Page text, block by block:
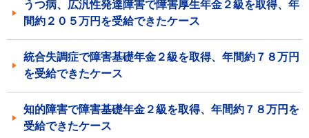
うつ病、広汎性発達障害で障害厚生年金２級を取得、年
間約２０５万円を受給できたケース
統合失調症で障害基礎年金２級を取得、年間約７８万円
を受給できたケース
知的障害で障害基礎年金２級を取得、年間約７８万円を
受給できたケース